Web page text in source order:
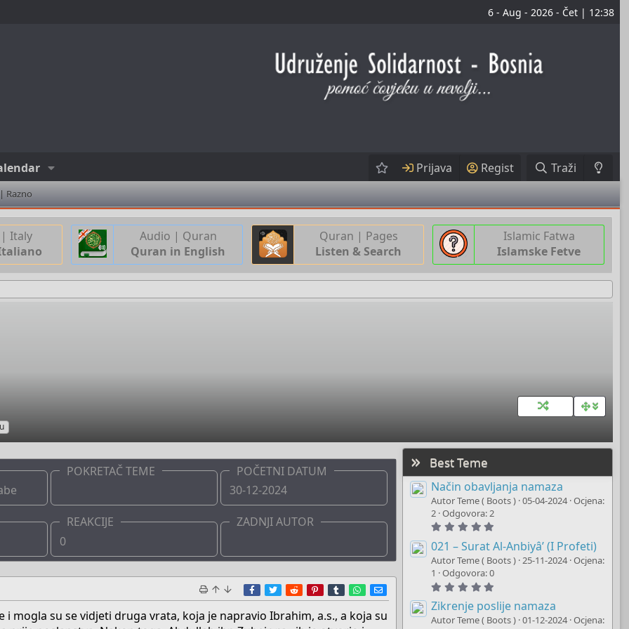
6 - Aug - 2026 - Čet | 12:38
Prijava Regist Traži
Razno
Italy
Audio | Quran
Quran in English
Quran | Pages
Listen & Search
Islamic Fatwa
Islamske Fetve
POKRETAČ TEME
POČETNI DATUM
30-12-2024
REAKCIJE
0
ZADNJI AUTOR
Facebook
TwitterRedditPinterest
TumblrWhatsApp
E-mail
mogla su se vidjeti druga vrata, koja je napravio Ibrahim, a.s., a koja su
Best Teme
Način obavljanja namaza
Autor Teme ( Boots ) 05-04-2024 Ocjena:
2 Odgovora: 2
0
0
s
(
s
)
021 – Surat Al-Anbiyâ’ (I Profeti)
Autor Teme ( Boots ) 25-11-2024 Ocjena:
1
Odgovora: 0
0
0
s
Zikrenje poslije namaza
Autor Teme ( Boots ) 01-12-2024 Ocjena: